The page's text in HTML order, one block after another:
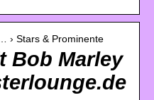
› Stars & Prominente
Bob Marley